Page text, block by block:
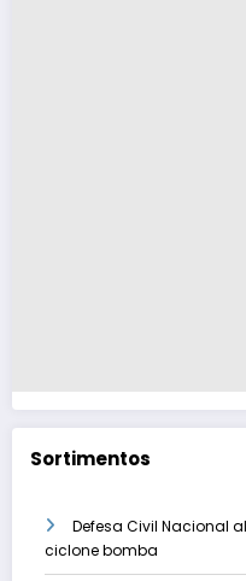
Sortimentos
Defesa Civil Nacional
ciclone bomba